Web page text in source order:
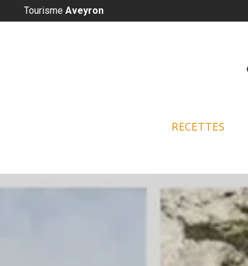
Panneau de gestion des cookies
Tourisme Aveyron
RECETTES